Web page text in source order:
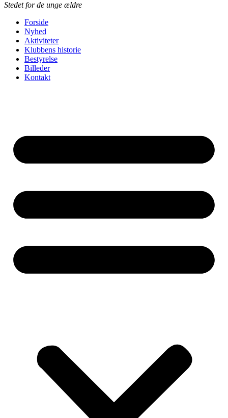
Stedet for de unge ældre
Forside
Nyhed
Aktiviteter
Klubbens historie
Bestyrelse
Billeder
Kontakt